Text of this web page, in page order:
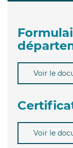
Voir le
Voir le